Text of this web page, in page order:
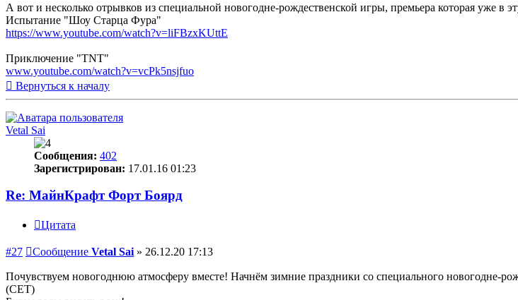
А вот и несколько отрывков из специальной новогодне-рождественской игры, премьера которая уже в
Испытание "Шоу Старца Фура"
https://www.youtube.com/watch?v=liFBzxKUttE
Приключение "TNT"
www.youtube.com/watch?v=vcPk5nsjfuo
Вернуться к началу
Vetal Sai
Сообщения: 402
Зарегистрирован: 17.01.16 01:23
Re: МайнКрафт Форт Боярд
Цитата
#27 Сообщение Vetal Sai » 26.12.20 17:13
Почувствуем новогоднюю атмосферу вместе! Начнём зимние праздники со специального новогодне-
(CET)